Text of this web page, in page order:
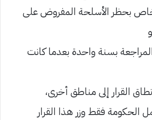
بحظر الأسلحة المفروض على
بسنة واحدة بعدما كانت
الحكومة فقط وزر هذا القرار